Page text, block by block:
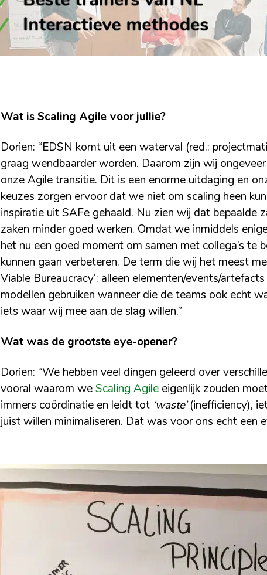
Wat is Scaling Agile voor jullie?
Dorien: “EDSN komt uit een waterval (red.:
graag wendbaarder worden. Daarom zijn wij
onze Agile transitie. Dit is een enorme uitdaging en
keuzes zorgen ervoor dat we niet om scaling heen
inspiratie uit SAFe gehaald. Nu zien wij dat bepaalde
zaken minder goed werken. Omdat we inmiddels
het nu een goed moment om samen met collega’s te
kunnen gaan verbeteren. De term die wij het meest
Viable Bureaucracy’: alleen elementen/events/
modellen gebruiken wanneer die de teams ook echt
iets waar wij mee aan de slag willen.”
Wat was de grootste eye-opener?
Dorien: “We hebben veel dingen geleerd over
vooral waarom weScaling Agileeigenlijk zouden
immers coördinatie en leidt tot ‘waste’(inefficiency),
juist willen minimaliseren. Dat was voor ons echt een